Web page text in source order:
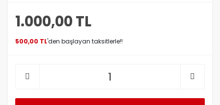
1.000,00 TL
500,00 TL'den başlayan taksitlerle!!